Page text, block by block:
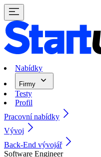
Nabídky
Firmy
Testy
Profil
Pracovní nabídky
Vývoj
Back-End vývojář
Software Engineer